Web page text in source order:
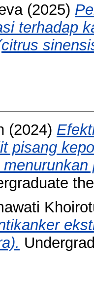
(2025)
terhadap
(2024)
pisang